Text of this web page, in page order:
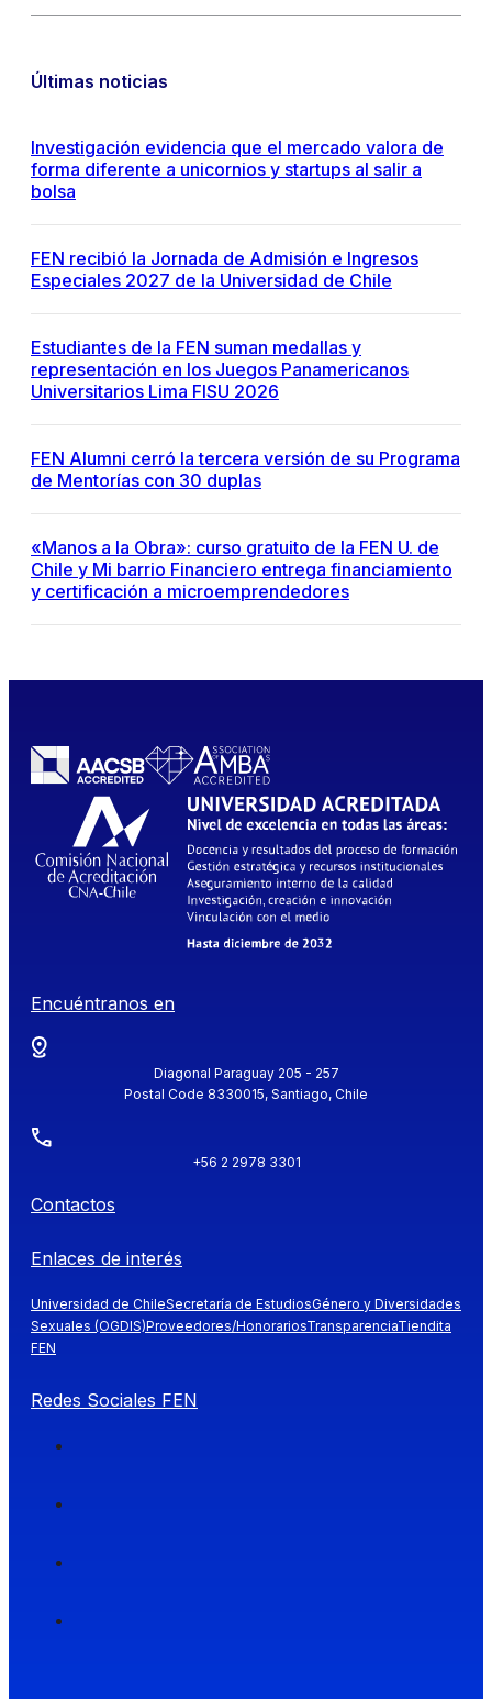
Últimas noticias
Investigación evidencia que el mercado valora de
forma diferente a unicornios y startups al salir a
bolsa
FEN recibió la Jornada de Admisión e Ingresos
Especiales 2027 de la Universidad de Chile
Estudiantes de la FEN suman medallas y
representación en los Juegos Panamericanos
Universitarios Lima FISU 2026
FEN Alumni cerró la tercera versión de su Programa
de Mentorías con 30 duplas
«Manos a la Obra»: curso gratuito de la FEN U. de
Chile y Mi barrio Financiero entrega financiamiento
y certificación a microemprendedores
Encuéntranos en
Diagonal Paraguay 205 - 257
Postal Code 8330015, Santiago, Chile
+56 2 2978 3301
Contactos
Enlaces de interés
Universidad de ChileSecretaría de EstudiosGénero y Diversidades
Sexuales (OGDIS)Proveedores/HonorariosTransparenciaTiendita
FEN
Redes Sociales FEN